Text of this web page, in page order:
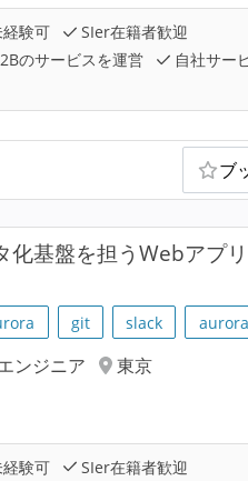
験可
SIer在籍者歓迎
のサービスを運営
自社サー
ブ
化基盤を担うWebアプ
git slack aurora
ンジニア
東京
験可
SIer在籍者歓迎